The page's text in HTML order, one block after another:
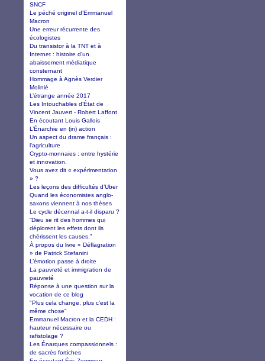
SNCF
Le péché originel d’Emmanuel
Macron
Une erreur récurrente des
écologistes
Du transistor à la TNT et à
Internet : histoire d’un
abaissement médiatique
consternant
Hommage à Agnès Verdier
Molinié
L’étrange année 2017
Les Intouchables d’État de
Vincent Jauvert - Robert Laffont
En écoutant Louis Gallois
L’Énarchie en (in) action
Un aspect du drame français :
l'agriculture
Crypto-monnaies : entre hystérie
et innovation.
Vous avez dit « expérimentation
» ?
Les leçons des difficultés d’Uber
Quand les économistes anglo-
saxons viennent à nos thèses
Le cycle décennal a-t-il disparu ?
“Dieu se rit des hommes qui
déplorent les effets dont ils
chérissent les causes.”
À propos du livre « Déflagration
» de Patrick Stefanini
L’émotion passe à droite
La pauvreté et immigration de
pauvreté
Réponse à une question sur la
vocation de ce blog
"Plus cela change, plus c'est la
même chose"
Emmanuel Macron et la CEDH :
hauteur nécessaire ou
rafistolage ?
Les Énarques compassionnels :
de sacrés fortiches